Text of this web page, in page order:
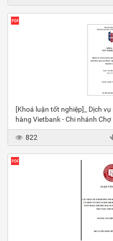
[Khoá luận tốt nghiệp]_ Dịch
hàng Vietbank - Chi nhánh Chợ
822